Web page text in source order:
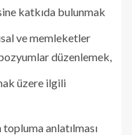
katkıda bulunmak
ve memleketler
düzenlemek,
üzere ilgili
anlatılması